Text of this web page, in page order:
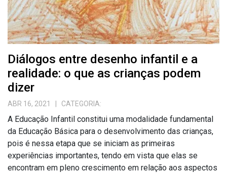
Diálogos entre desenho infantil e a
realidade: o que as crianças podem
dizer
ABR 16, 2021 | CATEGORIA:
A Educação Infantil constitui uma modalidade fundamental
da Educação Básica para o desenvolvimento das crianças,
pois é nessa etapa que se iniciam as primeiras
experiências importantes, tendo em vista que elas se
encontram em pleno crescimento em relação aos aspectos